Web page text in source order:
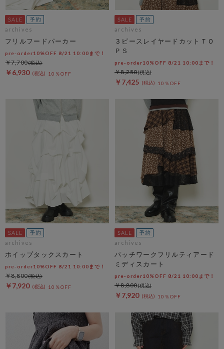
archives
フリルフードパーカー
pre-order10%OFF 8/21 10:00まで！
￥6,930 10％OFF
￥7,700
archives
３ピースレイヤードカットＴＯ
ＰＳ
pre-order10%OFF 8/21 10:00まで！
￥7,425 10％OFF
￥8,250
archives
ホイップタックスカート
pre-order10%OFF 8/21 10:00まで！
￥7,920 10％OFF
￥8,800
archives
パッチワークフリルティアード
ミディスカート
pre-order10%OFF 8/21 10:00まで！
￥7,920 10％OFF
￥8,800